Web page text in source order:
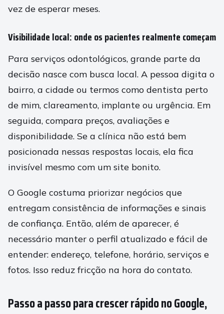
vez de esperar meses.
Visibilidade local: onde os pacientes realmente começam
Para serviços odontológicos, grande parte da
decisão nasce com busca local. A pessoa digita o
bairro, a cidade ou termos como dentista perto
de mim, clareamento, implante ou urgência. Em
seguida, compara preços, avaliações e
disponibilidade. Se a clínica não está bem
posicionada nessas respostas locais, ela fica
invisível mesmo com um site bonito.
O Google costuma priorizar negócios que
entregam consistência de informações e sinais
de confiança. Então, além de aparecer, é
necessário manter o perfil atualizado e fácil de
entender: endereço, telefone, horário, serviços e
fotos. Isso reduz fricção na hora do contato.
Passo a passo para crescer rápido no Google,